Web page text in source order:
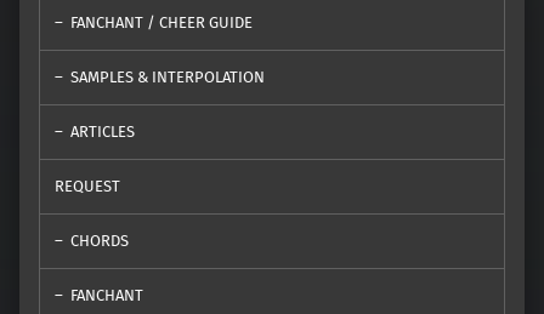
FANCHANT / CHEER GUIDE
SAMPLES & INTERPOLATION
ARTICLES
REQUEST
CHORDS
FANCHANT